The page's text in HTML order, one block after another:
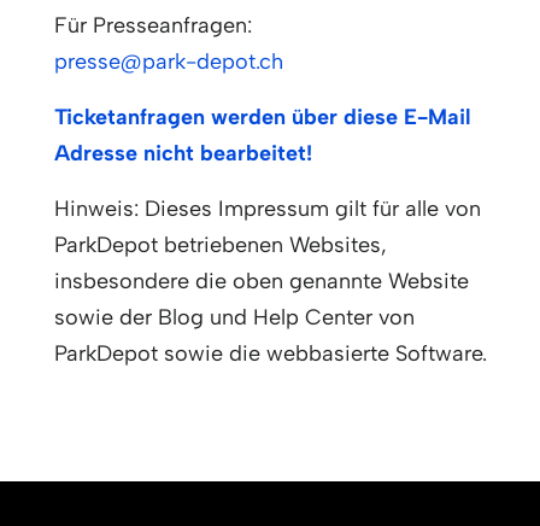
Für Presseanfragen:
presse@park-depot.ch
Ticketanfragen werden über diese E-Mail
Adresse nicht bearbeitet!
Hinweis: Dieses Impressum gilt für alle von
ParkDepot betriebenen Websites,
insbesondere die oben genannte Website
sowie der Blog und Help Center von
ParkDepot sowie die webbasierte Software.